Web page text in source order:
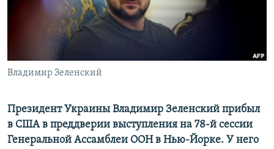
ПОБЕДИТЕЛЕЙ НЕ СУДЯТ?
КРЫМ.НЕПОКОРЕННЫЙ
УКРАИНСКАЯ ПРОБЛЕМА КРЫМА
ПРИСОЕДИНЯЙТЕСЬ!
Владимир Зеленский
Президент Украины Владимир Зеленский прибыл
в США в преддверии выступления на 78-й сессии
Генеральной Ассамблеи ООН в Нью-Йорке. У него